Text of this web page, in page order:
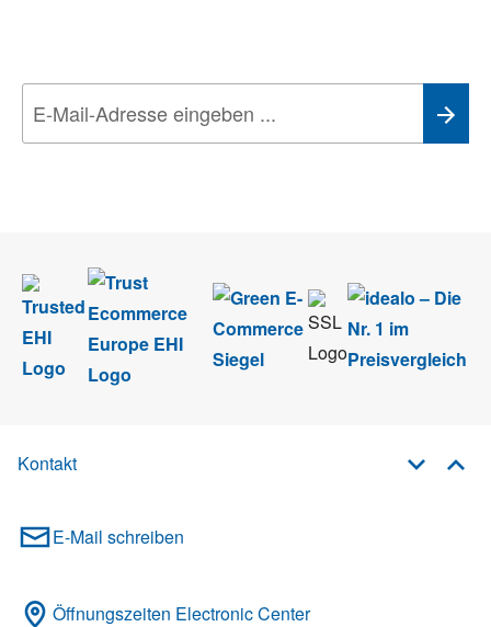
Kontakt
E-Mail schreiben
Öffnungszeiten Electronic Center